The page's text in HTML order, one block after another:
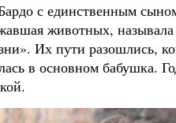
с единственным
животных,
Их пути разошлись,
в основном бабушка.